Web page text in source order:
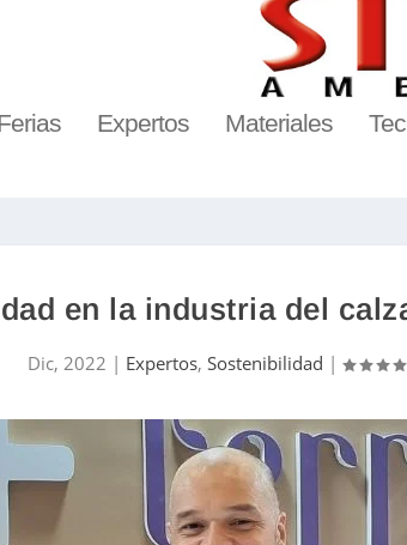
Expertos Materiales
en la industria del
Dic, 2022 | Expertos,Sostenibilidad |